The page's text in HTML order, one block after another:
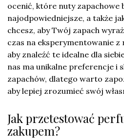
ocenić, które nuty zapachowe
najodpowiedniejsze, a także
chcesz, aby Twój zapach
czas na eksperymentowanie
aby znaleźć te idealne dla
nas ma unikalne preferencje i
zapachów, dlatego warto
aby lepiej zrozumieć swój
Jak przetestować
zakupem?